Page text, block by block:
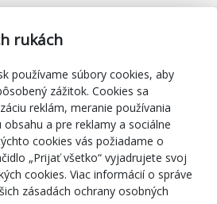
GDPR
rukách
používame súbory cookies, aby
zážitok. Cookies sa
reklám, meranie používania
a pre reklamy a sociálne
cookies vás požiadame o
„Prijať všetko“ vyjadrujete svoj
cookies. Viac informácií o správe
zásadách ochrany osobných